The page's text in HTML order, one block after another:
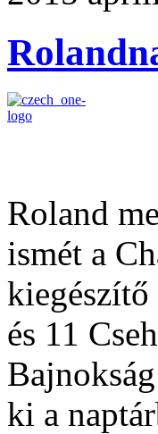
Roland
ismét a
kiegészítő
és 11
ki a